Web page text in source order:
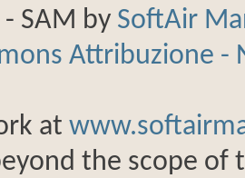
SAM by SoftAir
Attribuzione
at
the scope of